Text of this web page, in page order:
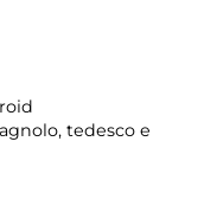
tedesco e